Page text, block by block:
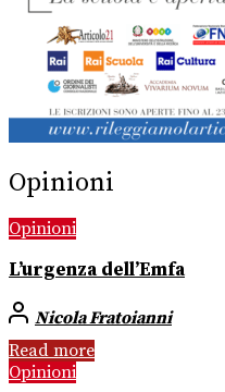
Opinioni
Opinioni
L’urgenza dell’Emfa
Nicola Fratoianni
Read more
Opinioni